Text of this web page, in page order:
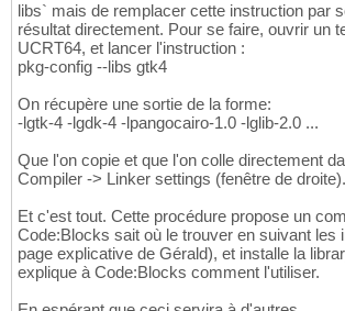
libs` mais de remplacer cette instruction par
résultat directement. Pour se faire, ouvrir un
UCRT64, et lancer l'instruction :
pkg-config --libs gtk4
On récupère une sortie de la forme:
-lgtk-4 -lgdk-4 -lpangocairo-1.0 -lglib-2.0 ...
Que l'on copie et que l'on colle directement
Compiler -> Linker settings (fenêtre de droite).
Et c'est tout. Cette procédure propose un
Code:Blocks sait où le trouver en suivant les
page explicative de Gérald), et installe la
explique à Code:Blocks comment l'utiliser.